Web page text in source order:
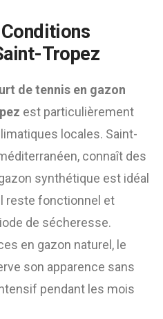
Tropez
de tennis en gazon
est particulièrement
locales. Saint-
connaît des
synthétique est idéal
reste fonctionnel et
de sécheresse.
en gazon naturel, le
son apparence sans
pendant les mois